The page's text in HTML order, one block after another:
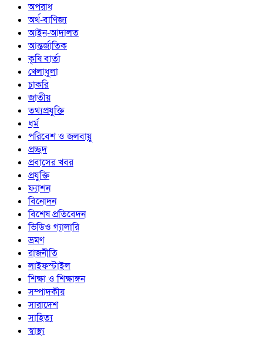
অপরাধ
অর্থ-বাণিজ্য
আইন-আদালত
আন্তর্জাতিক
কৃষি বার্তা
খেলাধুলা
চাকরি
জাতীয়
তথ্যপ্রযুক্তি
ধর্ম
পরিবেশ ও জলবায়ু
প্রচ্ছদ
প্রবাসের খবর
প্রযুক্তি
ফ্যাশন
বিনোদন
বিশেষ প্রতিবেদন
ভিডিও গ্যালারি
ভ্রমণ
রাজনীতি
লাইফস্টাইল
শিক্ষা ও শিক্ষাঙ্গন
সম্পাদকীয়
সারাদেশ
সাহিত্য
স্বাস্থ্য